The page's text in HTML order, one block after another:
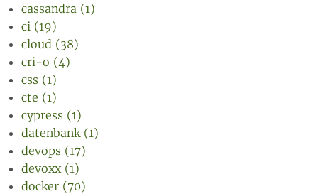
cassandra (1)
ci (19)
cloud (38)
cri-o (4)
css (1)
cte (1)
cypress (1)
datenbank (1)
devops (17)
devoxx (1)
docker (70)